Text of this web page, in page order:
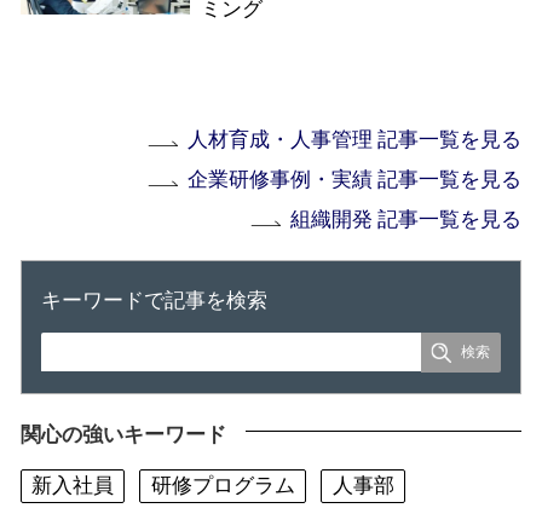
ミング
人材育成・人事管理 記事一覧を見る
企業研修事例・実績 記事一覧を見る
組織開発 記事一覧を見る
キーワードで記事を検索
関心の強いキーワード
新入社員 研修プログラム
人事部